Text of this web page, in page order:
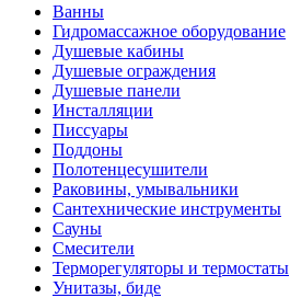
Ванны
Гидромассажное оборудование
Душевые кабины
Душевые ограждения
Душевые панели
Инсталляции
Писсуары
Поддоны
Полотенцесушители
Раковины, умывальники
Сантехнические инструменты
Сауны
Смесители
Терморегуляторы и термостаты
Унитазы, биде